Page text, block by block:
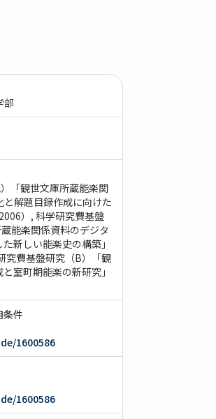
部
「観世文庫所蔵能楽関
解題目録作成に向けた
）
科学研究費基盤
能楽関係資料のデジタ
新しい能楽史の構築」
究費基盤研究（B）「観
室町期能楽の新研究」
条件
1600586
1600586